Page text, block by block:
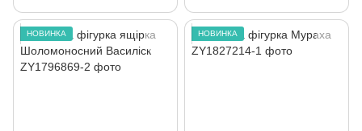
НОВИНКА НОВИНКА